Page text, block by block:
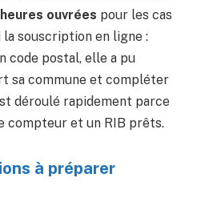
ouvrées pour les cas
la souscription en ligne :
code postal, elle a pu
sa commune et compléter
déroulé rapidement parce
compteur et un RIB prêts.
à préparer